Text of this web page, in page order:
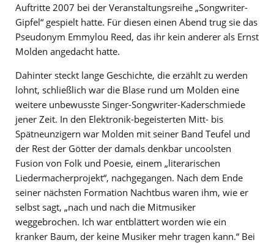
Auftritte 2007 bei der Veranstaltungsreihe „Songwriter-
Gipfel“ gespielt hatte. Für diesen einen Abend trug sie das
Pseudonym Emmylou Reed, das ihr kein anderer als Ernst
Molden angedacht hatte.
Dahinter steckt lange Geschichte, die erzählt zu werden
lohnt, schließlich war die Blase rund um Molden eine
weitere unbewusste Singer-Songwriter-Kaderschmiede
jener Zeit. In den Elektronik-begeisterten Mitt- bis
Spätneunzigern war Molden mit seiner Band Teufel und
der Rest der Götter der damals denkbar uncoolsten
Fusion von Folk und Poesie, einem „literarischen
Liedermacherprojekt“, nachgegangen. Nach dem Ende
seiner nächsten Formation Nachtbus waren ihm, wie er
selbst sagt, „nach und nach die Mitmusiker
weggebrochen. Ich war entblättert worden wie ein
kranker Baum, der keine Musiker mehr tragen kann.“ Bei